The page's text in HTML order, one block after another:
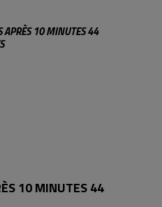
10 MINUTES 44
10 MINUTES 44